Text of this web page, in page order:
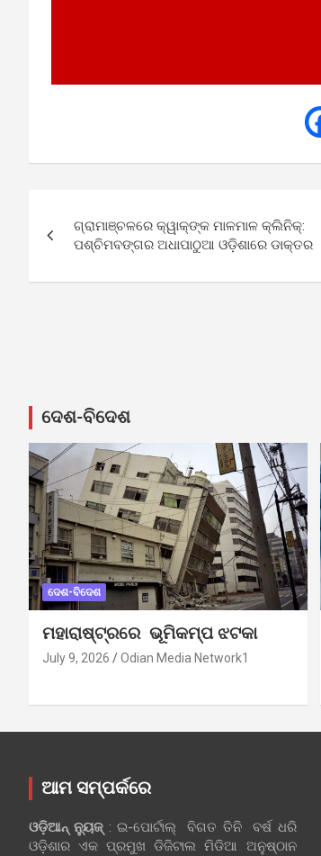
navigation
ଗ୍ରାମାଞ୍ଚଳରେ କ୍ୱାକ୍‌ଙ୍କ ମାଳମାଳ କ୍ଲିନିକ୍‍:
ପଶ୍ଚିମବଙ୍ଗର ଅଧାପାଠୁଆ ଓଡ଼ିଶାରେ ଡାକ୍ତର
ଦେଶ-ବିଦେଶ
ଦେଶ-ବିଦେଶ
ମହାରାଷ୍ଟ୍ରରେ ଭୂମିକମ୍ପ ଝଟକା
July 9, 2026 Odian Media Network1
ଆମ ସମ୍ପର୍କରେ
ଓଡ଼ିଆନ୍‍ ନ୍ୟୁଜ୍‍: ଇ-ପୋର୍ଟାଲ୍ ବିଗତ ତିନି ବର୍ଷ ଧରି
ଓଡ଼ିଶାର ଏକ ପ୍ରମୁଖ ଡିଜିଟାଲ ମିଡିଆ ଅନୁଷ୍ଠାନ